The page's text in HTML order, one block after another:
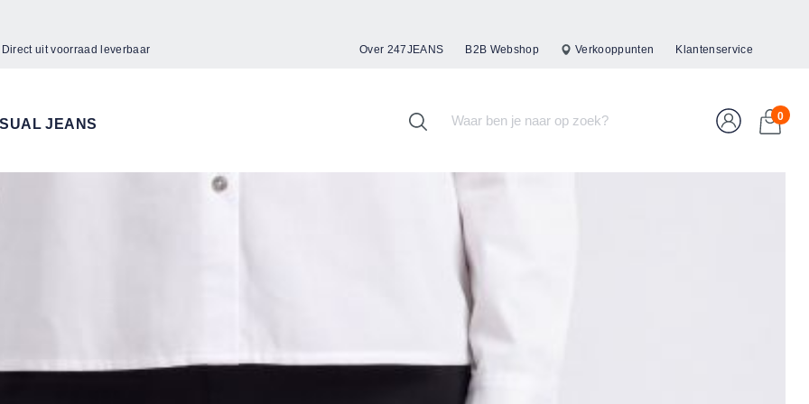
Direct uit voorraad leverbaar Over 247JEANS B2B Webshop Verkooppunten Klantenservice
JEANS
0